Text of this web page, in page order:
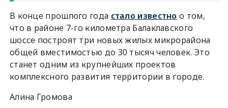
В конце прошлого года стало известно о том,
что в районе 7-го километра Балаклавского
шоссе построят три новых жилых микрорайона
общей вместимостью до 30 тысяч человек. Это
станет одним из крупнейших проектов
комплексного развития территории в городе.
Алина Громова